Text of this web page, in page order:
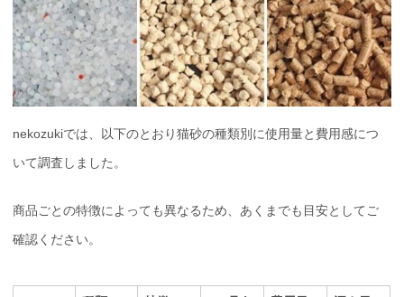
nekozukiでは、以下のとおり猫砂の種類別に使用量と費用感につ
いて調査しました。
商品ごとの特徴によっても異なるため、あくまでも目安としてご
確認ください。